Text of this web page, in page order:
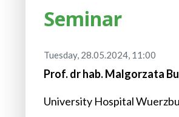
Seminar
Tuesday, 28.05.2024, 11:00
Prof. dr hab. Malgorzata
University Hospital